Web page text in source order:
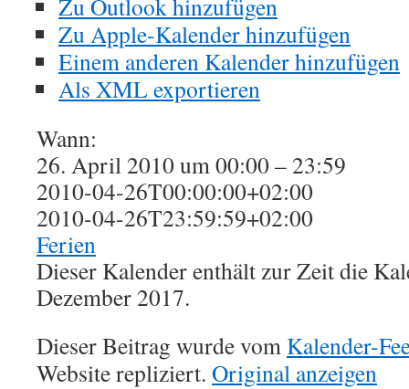
Zu Outlook hinzufügen
Zu Apple-Kalender hinzufügen
Einem anderen Kalender hinzufügen
Als XML exportieren
Wann:
26. April 2010 um 00:00 – 23:59
2010-04-26T00:00:00+02:00
2010-04-26T23:59:59+02:00
Ferien
Dieser Kalender enthält zur Zeit die
Dezember 2017.
Dieser Beitrag wurde vom Kalender-
Website repliziert. Original anzeigen